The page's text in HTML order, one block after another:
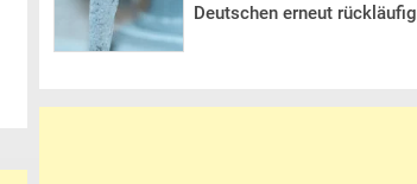
Deutschen erneut rückläufig